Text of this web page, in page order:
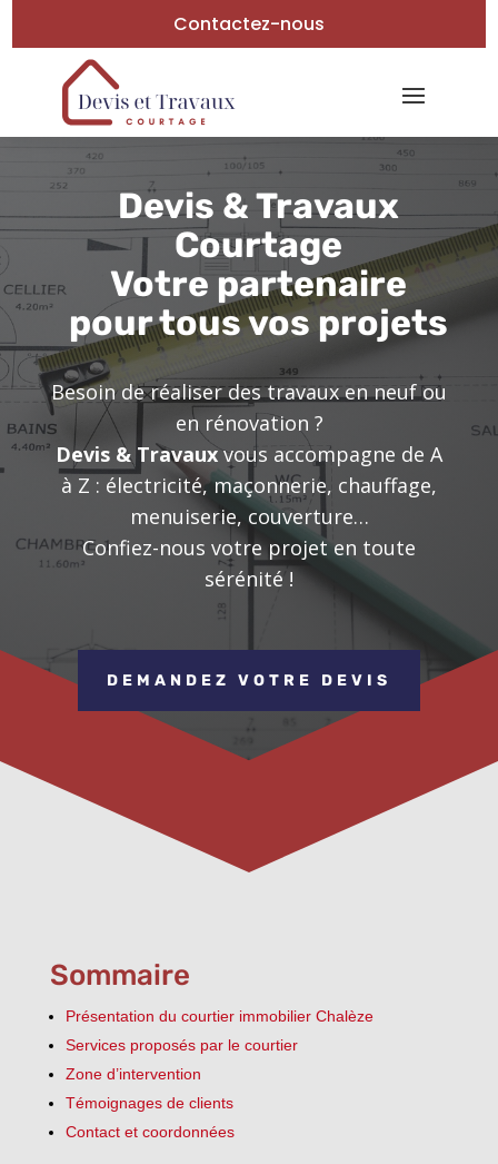
Contactez-nous
Devis & Travaux
Courtage
Votre partenaire
pour tous vos projets
Besoin de réaliser des travaux en neuf ou
en rénovation ?
Devis & Travaux vous accompagne de A
à Z : électricité, maçonnerie, chauffage,
menuiserie, couverture…
Confiez-nous votre projet en toute
sérénité !
DEMANDEZ VOTRE DEVIS
Sommaire
Présentation du courtier immobilier Chalèze
Services proposés par le courtier
Zone d’intervention
Témoignages de clients
Contact et coordonnées